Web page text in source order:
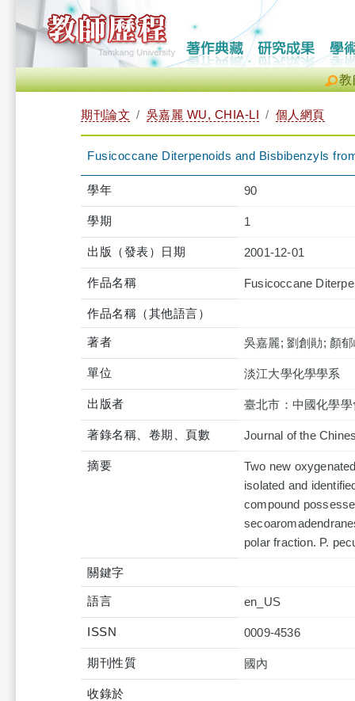
教
期刊論文 吳嘉麗 WU, CHIA-LI 個人網頁
Fusicoccane Diterpenoids and Bisbibenzyls
學年 90
學期 1
出版（發表）日期 2001-12-01
作品名稱 Fusicoccane
作品名稱（其他語言）
著者 吳嘉麗; 劉創勛; 顏
單位 淡江大學化學學系
出版者 臺北市：中國化學學
著錄名稱、卷期、頁數 Journal of the
摘要
Two new
isolated and
compound
polar fraction. P.
關鍵字
語言 en_US
ISSN 0009-4536
期刊性質 國內
收錄於